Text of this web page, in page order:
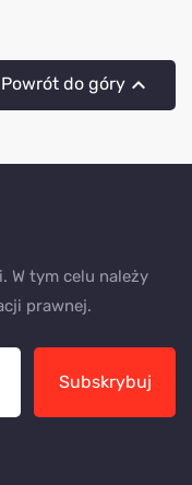
Powrót do góry
W tym celu należy
prawnej.
Subskrybuj